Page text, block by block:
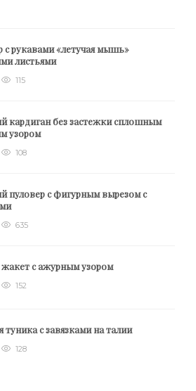
с рукавами «летучая мышь»
листьями
115
кардиган без застежки сплошным
узором
108
пуловер с фигурным вырезом с
635
с ажурным узором
152
туника с завязками на талии
128